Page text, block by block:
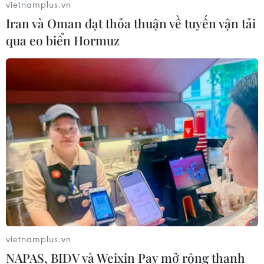
Công an Lào Cai kịp thời cứu nạn, hỗ
trợ người dân trong tình huống khẩn
cấp
Hơn 100 người thiệt mạng trong mùa
mưa khốc liệt ở Ấn Độ
05/08/2026 09:39
Cách các sân bay Mỹ rút ngắn thời
gian làm thủ tục
vietnamplus.vn
Iran và Oman đạt thỏa thuận về tuyến vận tải
qua eo biển Hormuz
vietnamplus.vn
NAPAS, BIDV và Weixin Pay mở rộng thanh